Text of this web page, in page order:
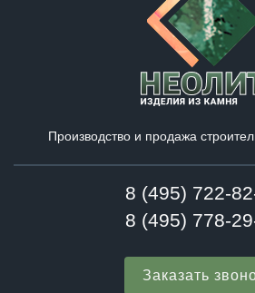
Производство и продажа
8 (495) 722-
8 (495) 778-
Заказать